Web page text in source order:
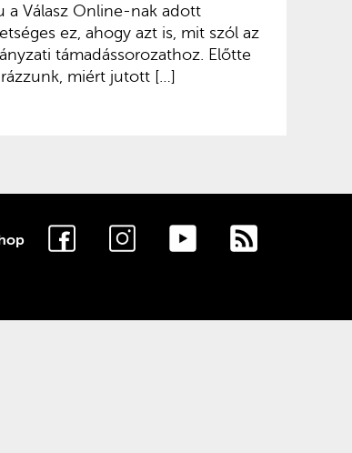
a Válasz Online-nak adott
ez, ahogy azt is, mit szól az
támadássorozathoz. Előtte
miért jutott […]